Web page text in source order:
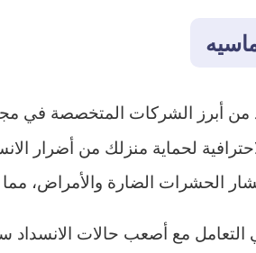
من أبرز الشركات المتخصصة في
لحماية منزلك من أضرار
الحشرات الضارة والأمراض،
التعامل مع أصعب حالات